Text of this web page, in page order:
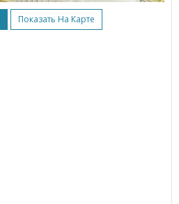
Показать На Карте